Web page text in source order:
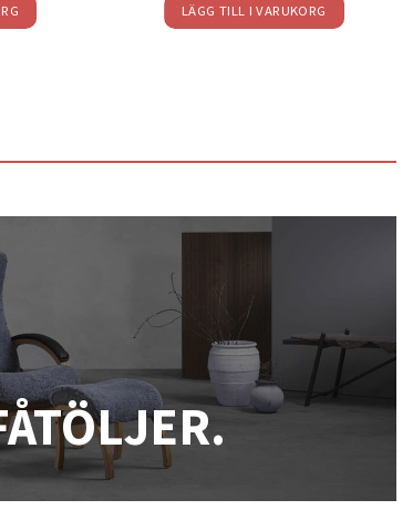
LÄGG TILL I VARUKORG